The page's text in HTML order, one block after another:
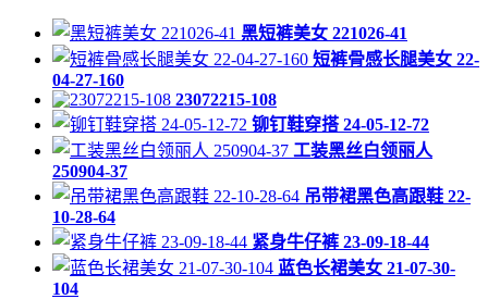
黑短裤美女 221026-41
短裤骨感长腿美女 22-
04-27-160
23072215-108
铆钉鞋穿搭 24-05-12-72
工装黑丝白领丽人
250904-37
吊带裙黑色高跟鞋 22-
10-28-64
紧身牛仔裤 23-09-18-44
蓝色长裙美女 21-07-30-
104